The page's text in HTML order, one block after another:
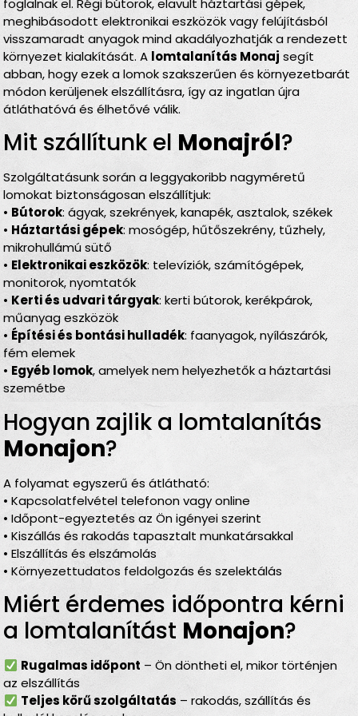
foglalnak el. Régi bútorok, elavult háztartási gépek,
meghibásodott elektronikai eszközök vagy felújításból
visszamaradt anyagok mind akadályozhatják a rendezett
környezet kialakítását. A lomtalanítás Monaj segít
abban, hogy ezek a lomok szakszerűen és környezetbarát
módon kerüljenek elszállításra, így az ingatlan újra
átláthatóvá és élhetővé válik.
Mit szállítunk el Monajról?
Szolgáltatásunk során a leggyakoribb nagyméretű
lomokat biztonságosan elszállítjuk:
• Bútorok: ágyak, szekrények, kanapék, asztalok, székek
• Háztartási gépek: mosógép, hűtőszekrény, tűzhely,
mikrohullámú sütő
• Elektronikai eszközök: televíziók, számítógépek,
monitorok, nyomtatók
• Kerti és udvari tárgyak: kerti bútorok, kerékpárok,
műanyag eszközök
• Építési és bontási hulladék: faanyagok, nyílászárók,
fém elemek
• Egyéb lomok, amelyek nem helyezhetők a háztartási
szemétbe
Hogyan zajlik a lomtalanítás
Monajon?
A folyamat egyszerű és átlátható:
• Kapcsolatfelvétel telefonon vagy online
• Időpont-egyeztetés az Ön igényei szerint
• Kiszállás és rakodás tapasztalt munkatársakkal
• Elszállítás és elszámolás
• Környezettudatos feldolgozás és szelektálás
Miért érdemes időpontra kérni
a lomtalanítást Monajon?
Rugalmas időpont – Ön döntheti el, mikor történjen
az elszállítás
Teljes körű szolgáltatás – rakodás, szállítás és